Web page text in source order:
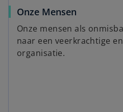
Onze Mensen
Onze mensen als
naar een veerkrachtige
organisatie.